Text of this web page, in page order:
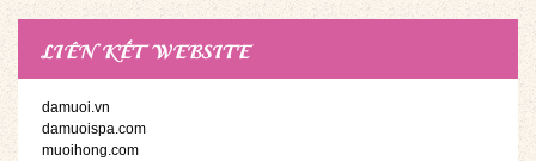
LIÊN KẾT WEBSITE
damuoi.vn
damuoispa.com
muoihong.com